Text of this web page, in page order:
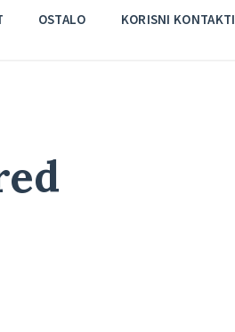
OSTALO KORISNI KONTAKTI